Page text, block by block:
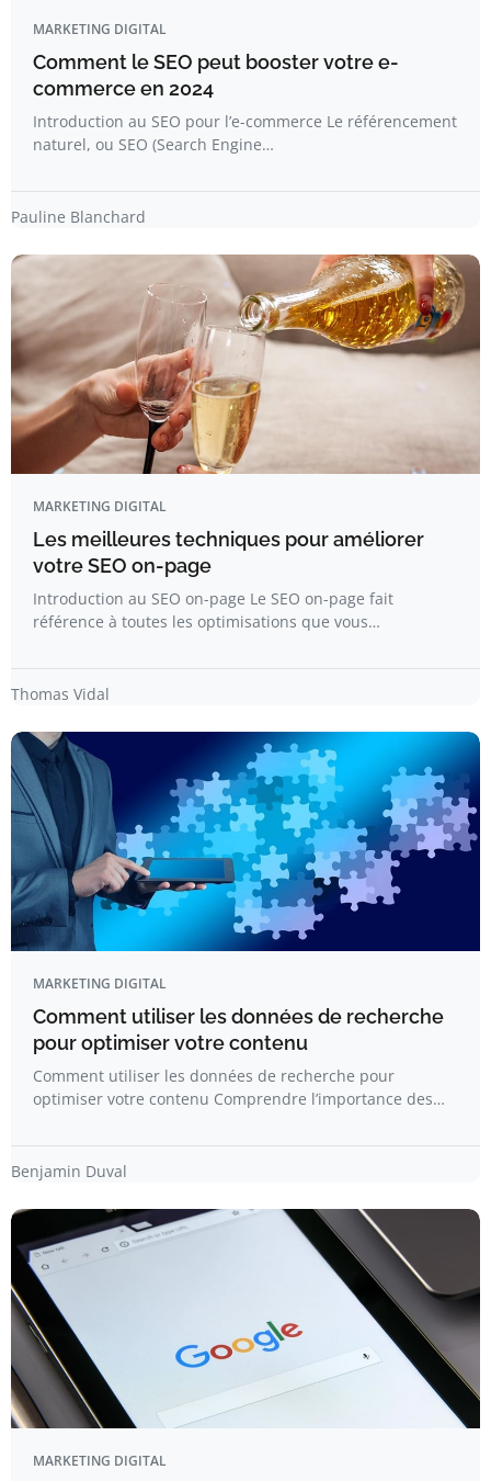
MARKETING DIGITAL
Comment le SEO peut booster votre e-
commerce en 2024
Introduction au SEO pour l’e-commerce Le référencement
naturel, ou SEO (Search Engine…
Pauline Blanchard
MARKETING DIGITAL
Les meilleures techniques pour améliorer
votre SEO on-page
Introduction au SEO on-page Le SEO on-page fait
référence à toutes les optimisations que vous…
Thomas Vidal
MARKETING DIGITAL
Comment utiliser les données de recherche
pour optimiser votre contenu
Comment utiliser les données de recherche pour
optimiser votre contenu Comprendre l’importance des…
Benjamin Duval
MARKETING DIGITAL